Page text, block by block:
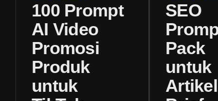
100 Prompt
AI Video
Promosi
Produk
untuk
SEO
Pack
untuk